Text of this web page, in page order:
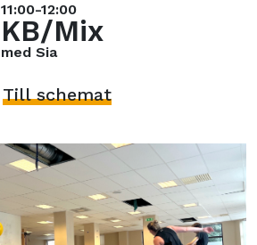
11:00-12:00
KB/Mix
med Sia
Till schemat